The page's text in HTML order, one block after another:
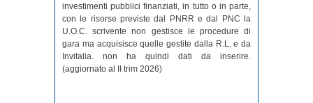
investimenti pubblici finanziati, in tutto o in parte,
con le risorse previste dal PNRR e dal PNC la
U.O.C. scrivente non gestisce le procedure di
gara ma acquisisce quelle gestite dalla R.L. e da
Invitalia. non ha quindi dati da inserire.
(aggiornato al II trim 2026)